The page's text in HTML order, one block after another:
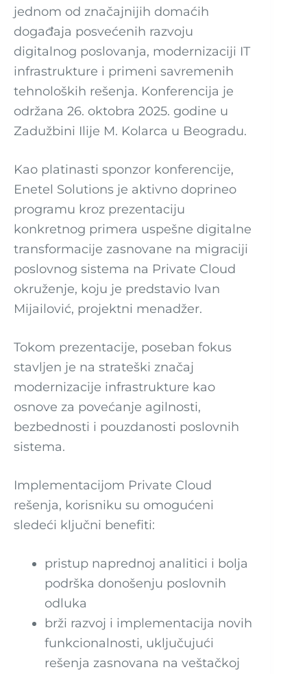
jednom od značajnijih domaćih
događaja posvećenih razvoju
digitalnog poslovanja, modernizaciji IT
infrastrukture i primeni savremenih
tehnoloških rešenja. Konferencija je
održana 26. oktobra 2025. godine u
Zadužbini Ilije M. Kolarca u Beogradu.
Kao platinasti sponzor konferencije,
Enetel Solutions je aktivno doprineo
programu kroz prezentaciju
konkretnog primera uspešne digitalne
transformacije zasnovane na migraciji
poslovnog sistema na Private Cloud
okruženje, koju je predstavio Ivan
Mijailović, projektni menadžer.
Tokom prezentacije, poseban fokus
stavljen je na strateški značaj
modernizacije infrastrukture kao
osnove za povećanje agilnosti,
bezbednosti i pouzdanosti poslovnih
sistema.
Implementacijom Private Cloud
rešenja, korisniku su omogućeni
sledeći ključni benefiti:
pristup naprednoj analitici i bolja
podrška donošenju poslovnih
odluka
brži razvoj i implementacija novih
funkcionalnosti, uključujući
rešenja zasnovana na veštačkoj